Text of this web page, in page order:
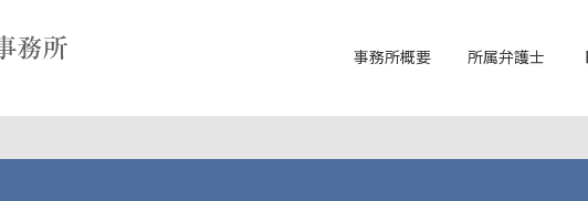
事務所概要 所属弁護士